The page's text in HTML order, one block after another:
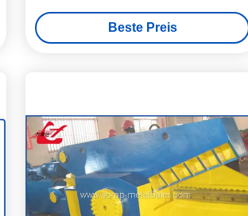
2000 des Motor30kw
Beste Preis